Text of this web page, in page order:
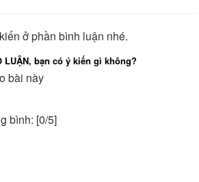
ở phần bình luận nhé.
LUẬN, bạn có ý kiến gì không?
bài này
bình: [0/5]